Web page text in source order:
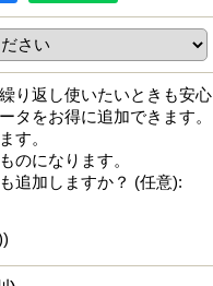
り返し使いたいときも安心
タをお得に追加できます。
す。
のになります。
追加しますか？ (任意):
)